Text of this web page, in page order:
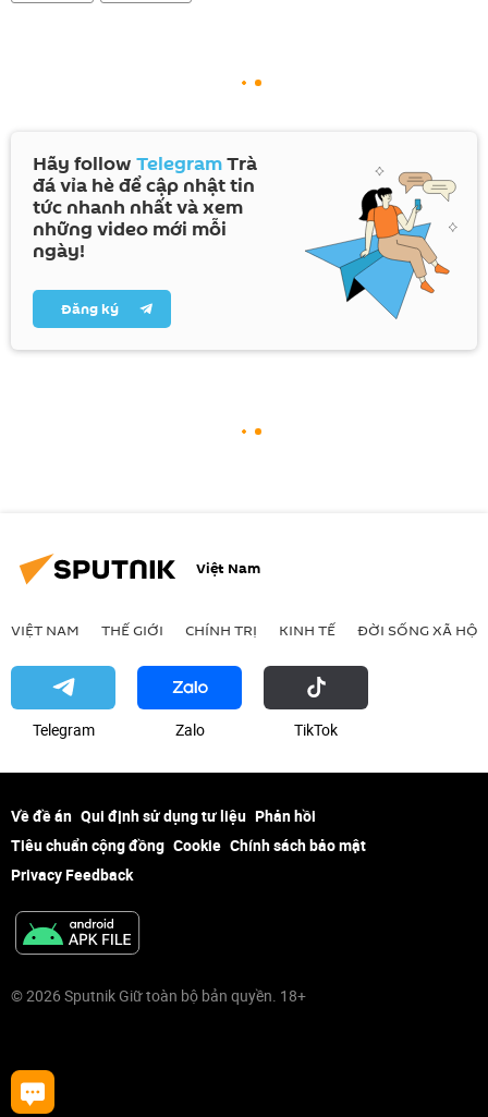
Hãy follow TelegramTrà
đá vỉa hè để cập nhật tin
tức nhanh nhất và xem
những video mới mỗi
ngày!
Đăng ký
Việt Nam
VIỆT NAM THẾ GIỚI CHÍNH TRỊ KINH TẾ ĐỜI SỐNG XÃ HỘI
Telegram Zalo ТikТоk
Về đề án Qui định sử dụng tư liệu Phản hồi
Tiêu chuẩn cộng đồng Cookie Chính sách bảo mật
Privacy Feedback
© 2026 Sputnik Giữ toàn bộ bản quyền. 18+